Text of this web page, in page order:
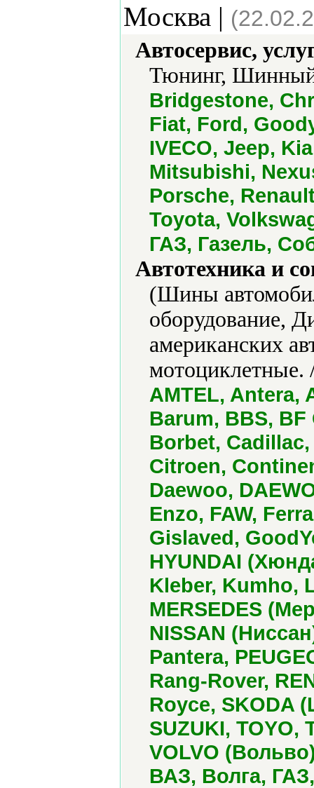
Москва |
Автосервис,
Тюнинг,
Bridgestone,
Fiat, Ford,
IVECO, Jeep,
Mitsubishi,
Porsche,
Toyota,
ГАЗ, Газель,
Автотехника и
(Шины
оборудование,
американских
AMTEL, Antera,
Barum, BBS,
Borbet,
Citroen,
Daewoo,
Enzo, FAW,
Gislaved,
HYUNDAI
Kleber, Kumho,
MERSEDES
NISSAN
Pantera,
Rang-Rover,
Royce, SKODA
SUZUKI, TOYO,
VOLVO
ВАЗ, Волга,